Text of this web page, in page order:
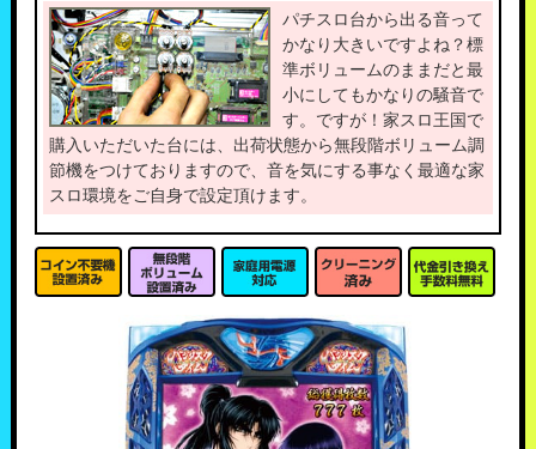
パチスロ台から出る音って
かなり大きいですよね？標
準ボリュームのままだと最
小にしてもかなりの騒音で
す。ですが！家スロ王国で
購入いただいた台には、出荷状態から無段階ボリューム調
節機をつけておりますので、音を気にする事なく最適な家
スロ環境をご自身で設定頂けます。